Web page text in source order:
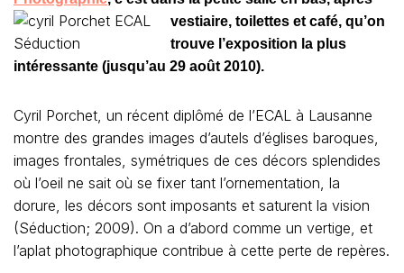
vestiaire, toilettes et café, qu’on
trouve l’exposition la plus
intéressante (jusqu’au 29 août 2010).
Cyril Porchet, un récent diplômé de l’ECAL à Lausanne
montre des grandes images d’autels d’églises baroques,
images frontales, symétriques de ces décors splendides
où l’oeil ne sait où se fixer tant l’ornementation, la
dorure, les décors sont imposants et saturent la vision
(Séduction; 2009). On a d’abord comme un vertige, et
l’aplat photographique contribue à cette perte de repères.